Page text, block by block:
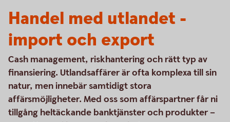
Handel med utlandet -
import och export
Cash management, riskhantering och rätt typ av
finansiering. Utlandsaffärer är ofta komplexa till sin
natur, men innebär samtidigt stora
affärsmöjligheter. Med oss som affärspartner får ni
tillgång heltäckande banktjänster och produkter –